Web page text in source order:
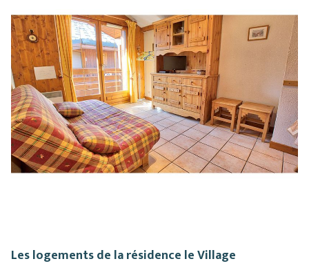
Les logements de la résidence le Village